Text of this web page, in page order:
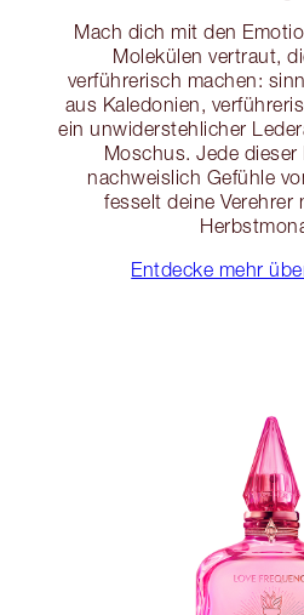
Mach dich mit den
Molekülen vertraut,
verführerisch machen:
aus Kaledonien,
ein unwiderstehlicher
Moschus. Jede
nachweislich Gefühle
fesselt deine Verehrer
Entdecke mehr